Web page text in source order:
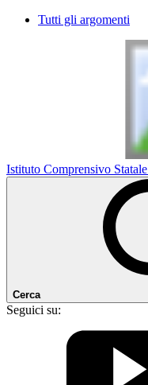
Tutti gli argomenti
Istituto Comprensivo Statale
Cerca
Seguici su: